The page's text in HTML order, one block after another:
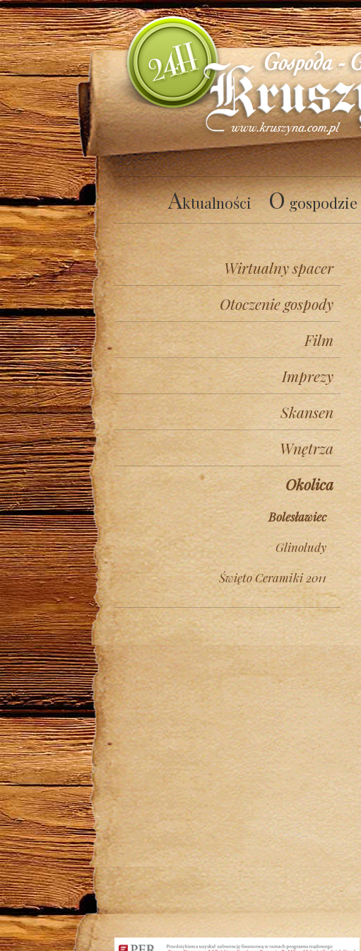
Aktualności Ogospodzie
Wirtualny spacer
Otoczenie gospody
Film
Imprezy
Skansen
Wnętrza
Okolica
Bolesławiec
Glinoludy
Święto Ceramiki 2011